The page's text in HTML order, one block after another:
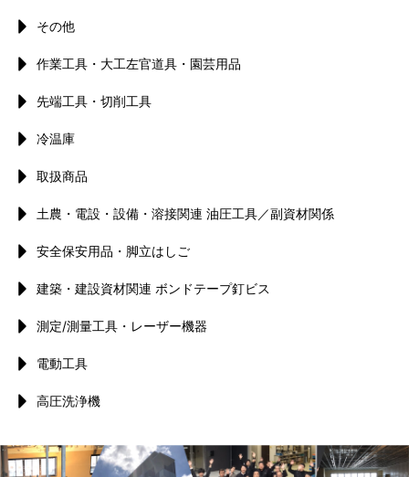
その他
作業工具・大工左官道具・園芸用品
先端工具・切削工具
冷温庫
取扱商品
土農・電設・設備・溶接関連 油圧工具／副資材関係
安全保安用品・脚立はしご
建築・建設資材関連 ボンドテープ釘ビス
測定/測量工具・レーザー機器
電動工具
高圧洗浄機